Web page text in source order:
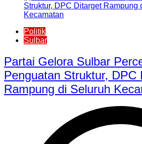
Politik
Sulbar
Partai Gelora Sulbar
Penguatan Struktur, DPC
Rampung di Seluruh